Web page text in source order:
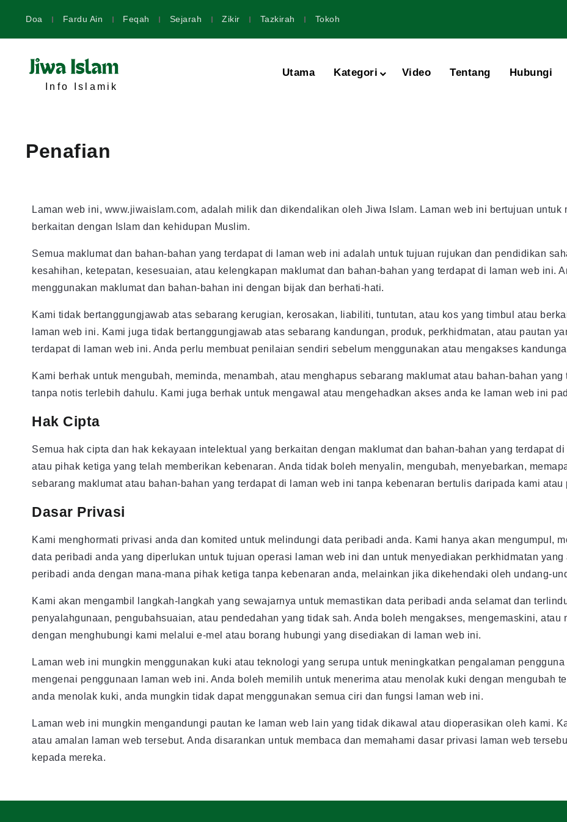
Doa Fardu Ain Feqah Sejarah Zikir Tazkirah Tokoh
Info Islamik
Utama Kategori Video Tentang Hubungi
Penafian
Laman web ini, www.jiwaislam.com, adalah milik dan dikendalikan oleh Jiwa Islam. Laman web ini bertujuan untuk
berkaitan dengan Islam dan kehidupan Muslim.
Semua maklumat dan bahan-bahan yang terdapat di laman web ini adalah untuk tujuan rujukan dan pendidikan
kesahihan, ketepatan, kesesuaian, atau kelengkapan maklumat dan bahan-bahan yang terdapat di laman web ini.
menggunakan maklumat dan bahan-bahan ini dengan bijak dan berhati-hati.
Kami tidak bertanggungjawab atas sebarang kerugian, kerosakan, liabiliti, tuntutan, atau kos yang timbul atau
laman web ini. Kami juga tidak bertanggungjawab atas sebarang kandungan, produk, perkhidmatan, atau pautan
terdapat di laman web ini. Anda perlu membuat penilaian sendiri sebelum menggunakan atau mengakses
Kami berhak untuk mengubah, meminda, menambah, atau menghapus sebarang maklumat atau bahan-bahan
tanpa notis terlebih dahulu. Kami juga berhak untuk mengawal atau mengehadkan akses anda ke laman web ini
Hak Cipta
Semua hak cipta dan hak kekayaan intelektual yang berkaitan dengan maklumat dan bahan-bahan yang terdapat
atau pihak ketiga yang telah memberikan kebenaran. Anda tidak boleh menyalin, mengubah, menyebarkan,
sebarang maklumat atau bahan-bahan yang terdapat di laman web ini tanpa kebenaran bertulis daripada kami
Dasar Privasi
Kami menghormati privasi anda dan komited untuk melindungi data peribadi anda. Kami hanya akan mengumpul,
data peribadi anda yang diperlukan untuk tujuan operasi laman web ini dan untuk menyediakan perkhidmatan
peribadi anda dengan mana-mana pihak ketiga tanpa kebenaran anda, melainkan jika dikehendaki oleh undang-
Kami akan mengambil langkah-langkah yang sewajarnya untuk memastikan data peribadi anda selamat dan
penyalahgunaan, pengubahsuaian, atau pendedahan yang tidak sah. Anda boleh mengakses, mengemaskini,
dengan menghubungi kami melalui e-mel atau borang hubungi yang disediakan di laman web ini.
Laman web ini mungkin menggunakan kuki atau teknologi yang serupa untuk meningkatkan pengalaman
mengenai penggunaan laman web ini. Anda boleh memilih untuk menerima atau menolak kuki dengan mengubah
anda menolak kuki, anda mungkin tidak dapat menggunakan semua ciri dan fungsi laman web ini.
Laman web ini mungkin mengandungi pautan ke laman web lain yang tidak dikawal atau dioperasikan oleh kami.
atau amalan laman web tersebut. Anda disarankan untuk membaca dan memahami dasar privasi laman web
kepada mereka.